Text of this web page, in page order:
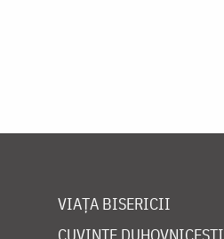
VIAȚA BISERICII